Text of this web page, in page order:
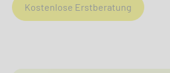
Kostenlose Erstberatung